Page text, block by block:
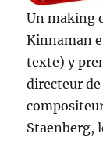
Un making
Kinnaman
texte) y
directeur
Staenberg,